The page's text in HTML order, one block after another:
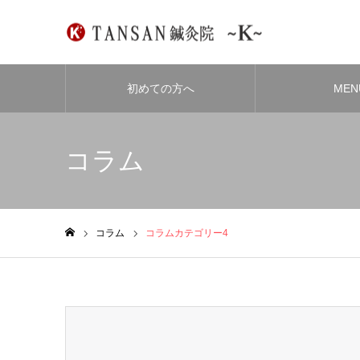
初めての方へ
コラム
コラム コラムカテゴリー4